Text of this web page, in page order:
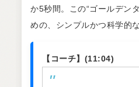
か5秒間。この“ゴールデン
めの、シンプルかつ科学的
【コーチ】(11:04)